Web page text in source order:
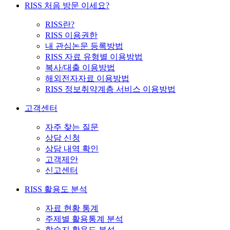
RISS 처음 방문 이세요?
RISS란?
RISS 이용권한
내 관심논문 등록방법
RISS 자료 유형별 이용방법
복사/대출 이용방법
해외전자자료 이용방법
RISS 정보취약계층 서비스 이용방법
고객센터
자주 찾는 질문
상담 신청
상담 내역 확인
고객제안
신고센터
RISS 활용도 분석
자료 현황 통계
주제별 활용통계 분석